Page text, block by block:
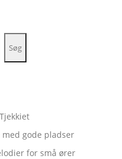
Søg
gode pladser
for små ører